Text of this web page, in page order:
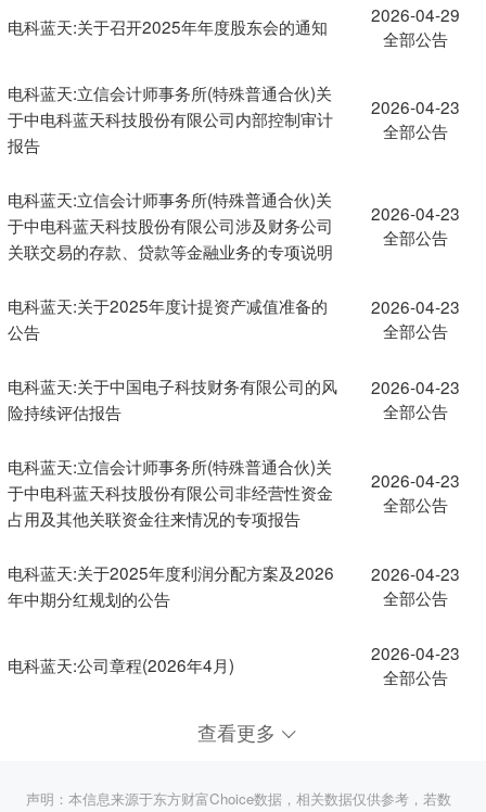
电科蓝天:关于召开2025年年度股东会的通知
2026-04-29
全部公告
电科蓝天:立信会计师事务所(特殊普通合伙)关
于中电科蓝天科技股份有限公司内部控制审计
报告
2026-04-23
全部公告
电科蓝天:立信会计师事务所(特殊普通合伙)关
于中电科蓝天科技股份有限公司涉及财务公司
关联交易的存款、贷款等金融业务的专项说明
2026-04-23
全部公告
电科蓝天:关于2025年度计提资产减值准备的
公告
2026-04-23
全部公告
电科蓝天:关于中国电子科技财务有限公司的风
险持续评估报告
2026-04-23
全部公告
电科蓝天:立信会计师事务所(特殊普通合伙)关
于中电科蓝天科技股份有限公司非经营性资金
占用及其他关联资金往来情况的专项报告
2026-04-23
全部公告
电科蓝天:关于2025年度利润分配方案及2026
年中期分红规划的公告
2026-04-23
全部公告
电科蓝天:公司章程(2026年4月)
2026-04-23
全部公告
查看更多
声明：本信息来源于东方财富Choice数据，相关数据仅供参考，若数